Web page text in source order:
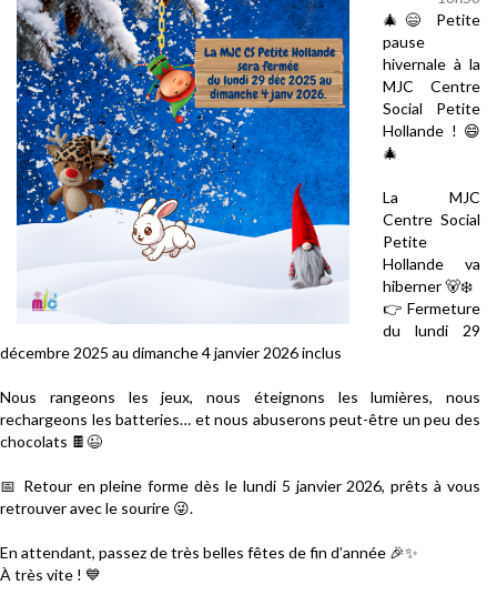
🎄 😄
Petite
pause
hivernale à la
MJC Centre
Social Petite
Hollande ! 😄
🎄
La MJC
Centre Social
Petite
Hollande va
hiberner🐻❄️
👉 Fermeture
du lundi 29
décembre 2025 au dimanche 4 janvier 2026 inclus
Nous rangeons les jeux, nous éteignons les lumières, nous
rechargeons les batteries… et nous abuserons peut-être un peu des
chocolats 🍫😉
📅 Retour en pleine forme dès le lundi 5 janvier 2026, prêts à vous
retrouver avec le sourire 😜.
En attendant, passez de très belles fêtes de fin d’année 🎉✨
À très vite ! 💙